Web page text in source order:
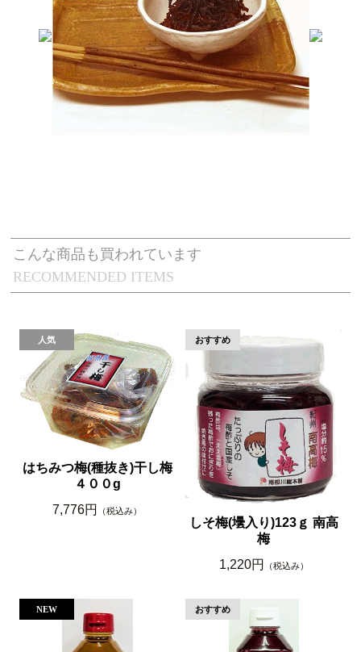
RECOMMENDED ITEMS
こんな商品も買われています
はちみつ梅(種抜き)干し梅
４００g
7,776円
（税込み）
しそ梅(壜入り)123ｇ 南高
梅
1,220円
（税込み）